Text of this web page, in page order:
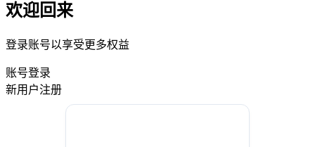
欢迎回来
登录账号以享受更多权益
账号登录
新用户注册